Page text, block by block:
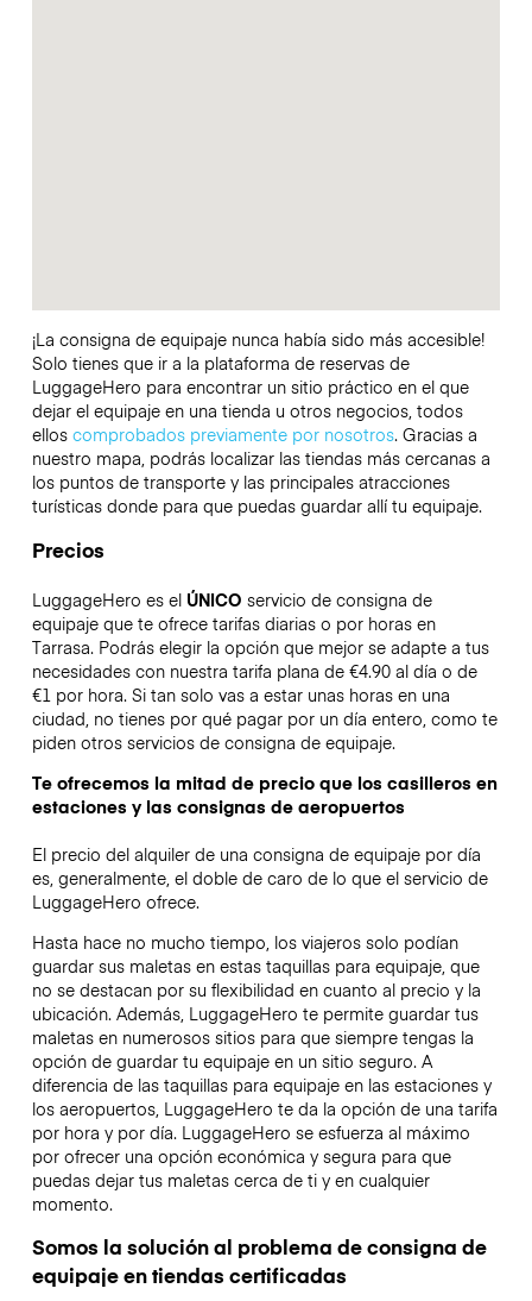
¡La consigna de equipaje nunca había sido más accesible!
Solo tienes que ir a la plataforma de reservas de
LuggageHero para encontrar un sitio práctico en el que
dejar el equipaje en una tienda u otros negocios, todos
ellos comprobados previamente por nosotros. Gracias a
nuestro mapa, podrás localizar las tiendas más cercanas a
los puntos de transporte y las principales atracciones
turísticas donde para que puedas guardar allí tu equipaje.
Precios
LuggageHero es el ÚNICO servicio de consigna de
equipaje que te ofrece tarifas diarias o por horas en
Tarrasa. Podrás elegir la opción que mejor se adapte a tus
necesidades con nuestra tarifa plana de €4.90 al día o de
€1 por hora. Si tan solo vas a estar unas horas en una
ciudad, no tienes por qué pagar por un día entero, como te
piden otros servicios de consigna de equipaje.
Te ofrecemos la mitad de precio que los casilleros en
estaciones y las consignas de aeropuertos
El precio del alquiler de una consigna de equipaje por día
es, generalmente, el doble de caro de lo que el servicio de
LuggageHero ofrece.
Hasta hace no mucho tiempo, los viajeros solo podían
guardar sus maletas en estas taquillas para equipaje, que
no se destacan por su flexibilidad en cuanto al precio y la
ubicación. Además, LuggageHero te permite guardar tus
maletas en numerosos sitios para que siempre tengas la
opción de guardar tu equipaje en un sitio seguro. A
diferencia de las taquillas para equipaje en las estaciones y
los aeropuertos, LuggageHero te da la opción de una tarifa
por hora y por día. LuggageHero se esfuerza al máximo
por ofrecer una opción económica y segura para que
puedas dejar tus maletas cerca de ti y en cualquier
momento.
Somos la solución al problema de consigna de
equipaje en tiendas certificadas